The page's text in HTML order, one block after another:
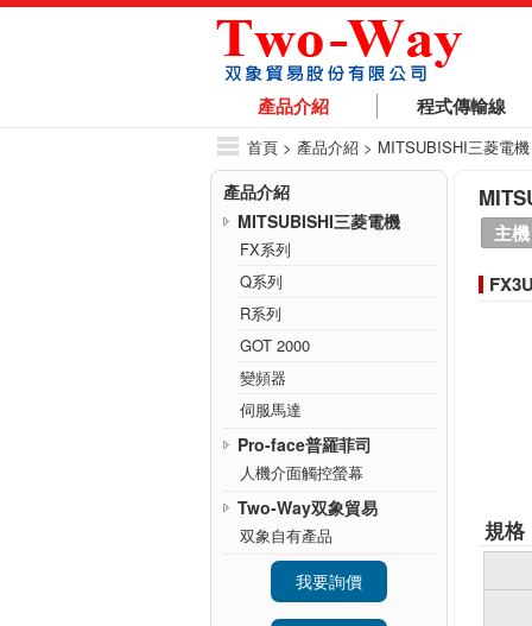
產品介紹 程式傳輸線
首頁 > 產品介紹 > MITSUBISHI三菱電
產品介紹
MITSUBISHI三菱電機
FX系列
Q系列
R系列
GOT 2000
變頻器
伺服馬達
Pro-face普羅菲司
人機介面觸控螢幕
Two-Way双象貿易
双象自有產品
我要詢價
主機
規格